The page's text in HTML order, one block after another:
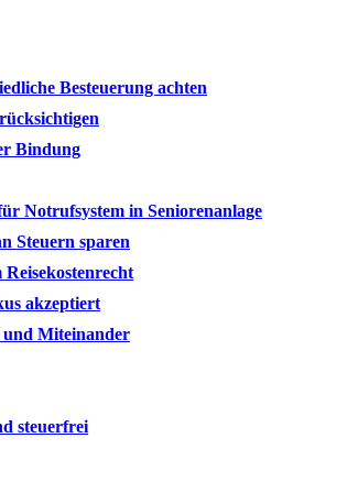
Besteuerung achten
Bindung
Notrufsystem in Seniorenanlage
Steuern sparen
akzeptiert
und Miteinander
steuerfrei